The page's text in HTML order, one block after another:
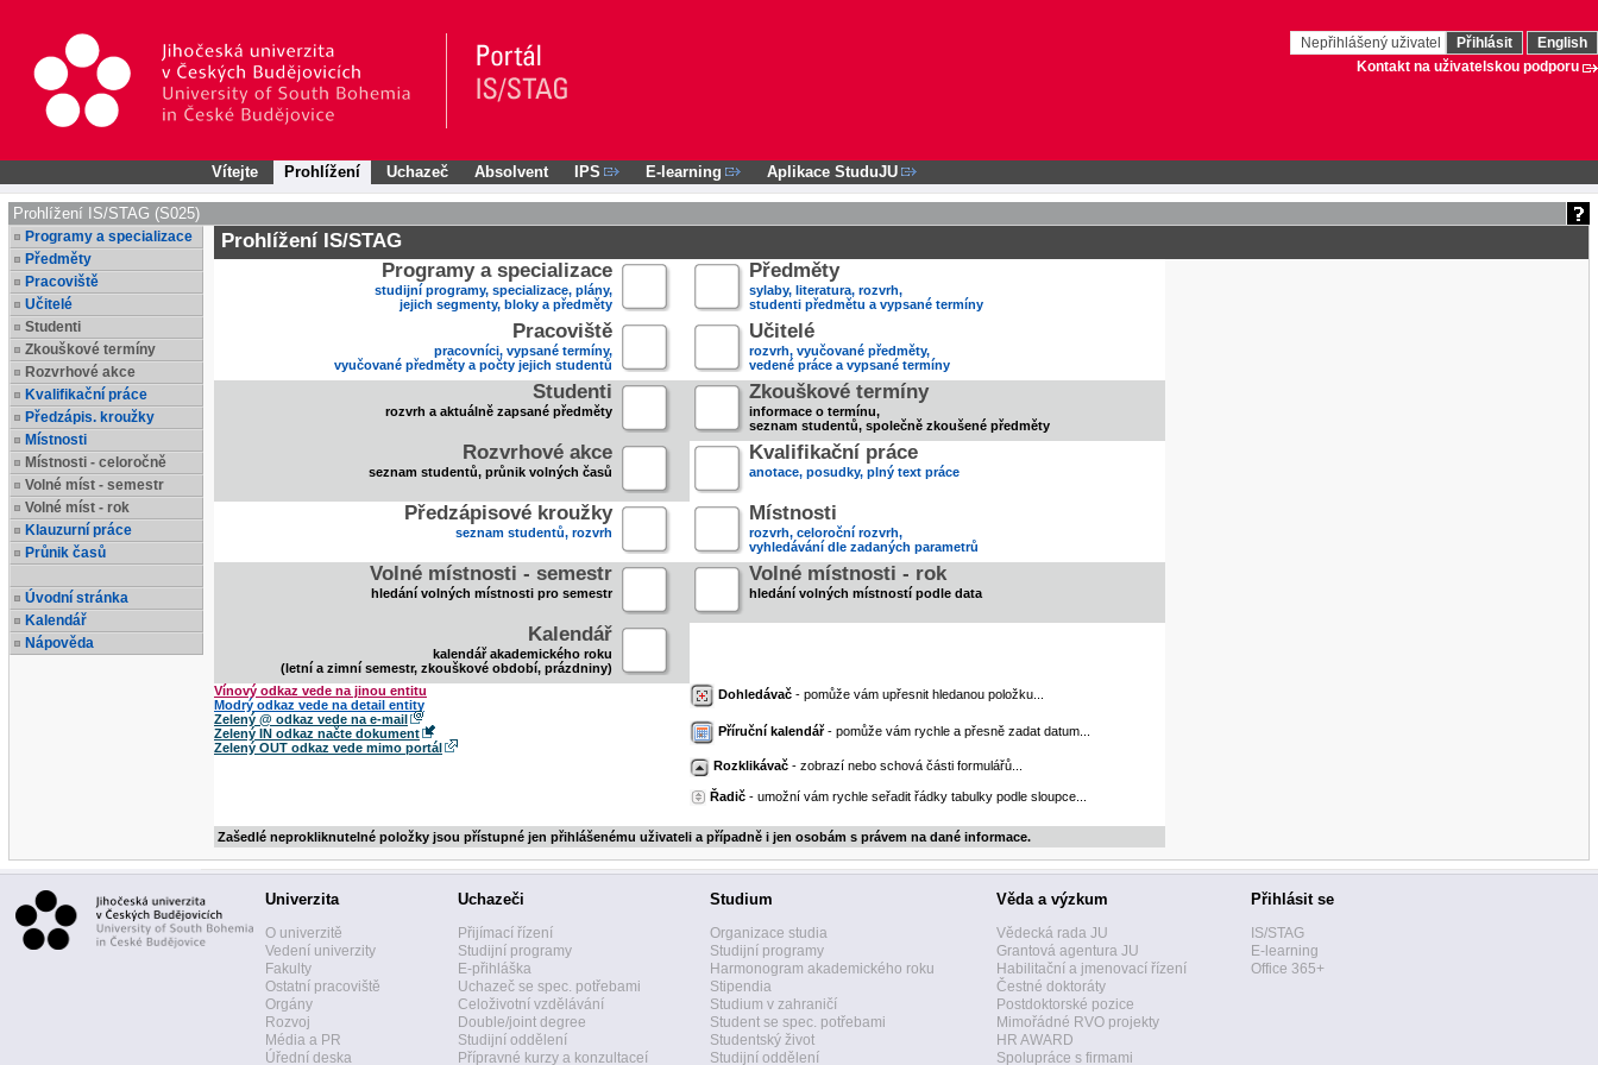
Nepřihlášený uživatel Přihlásit
English
Kontakt na uživatelskou podporu
Vítejte Prohlížení Uchazeč Absolvent IPS E-learning Aplikace StuduJU
Prohlížení IS/STAG (S025)
Programy a specializace
Předměty
Pracoviště
Učitelé
Studenti
Zkouškové termíny
Rozvrhové akce
Kvalifikační práce
Předzápis. kroužky
Místnosti
Místnosti - celoročně
Volné míst - semestr
Volné míst - rok
Klauzurní práce
Průnik časů
Úvodní stránka
Kalendář
Nápověda
Prohlížení IS/STAG
Programy a specializace
studijní programy, specializace, plány,
jejich segmenty, bloky a předměty
Předměty
sylaby, literatura, rozvrh,
studenti předmětu a vypsané termíny
Pracoviště
pracovníci, vypsané termíny,
vyučované předměty a počty jejich studentů
Učitelé
rozvrh, vyučované předměty,
vedené práce a vypsané termíny
Studenti
rozvrh a aktuálně zapsané předměty
Zkouškové termíny
informace o termínu,
seznam studentů, společně zkoušené předměty
Rozvrhové akce
seznam studentů, průnik volných časů
Kvalifikační práce
anotace, posudky, plný text práce
Předzápisové kroužky
seznam studentů, rozvrh
Místnosti
rozvrh, celoroční rozvrh,
vyhledávání dle zadaných parametrů
Volné místnosti - semestr
hledání volných místnosti pro semestr
Volné místnosti - rok
hledání volných místností podle data
Kalendář
kalendář akademického roku
(letní a zimní semestr, zkouškové období, prázdniny)
Vínový odkaz vede na jinou entitu
Modrý odkaz vede na detail entity
Zelený @ odkaz vede na e-mail
Zelený IN odkaz načte dokument
Zelený OUT odkaz vede mimo portál
Dohledávač - pomůže vám upřesnit hledanou položku...
Příruční kalendář- pomůže vám rychle a přesně zadat datum...
Rozklikávač - zobrazí nebo schová části formulářů...
Řadič - umožní vám rychle seřadit řádky tabulky podle sloupce...
Zašedlé neprokliknutelné položky jsou přístupné jen přihlášenému uživateli a případně i jen osobám s právem na dané informace.
Univerzita
O univerzitě
Vedení univerzity
Fakulty
Ostatní pracoviště
Orgány
Rozvoj
Média a PR
Úřední deska
Uchazeči
Přijímací řízení
Studijní programy
E-přihláška
Uchazeč se spec. potřebami
Celoživotní vzdělávání
Double/joint degree
Studijní oddělení
Přípravné kurzy a konzultaceí
Studium
Organizace studia
Studijní programy
Harmonogram akademického roku
Stipendia
Studium v zahraničí
Student se spec. potřebami
Studentský život
Studijní oddělení
Věda a výzkum
Vědecká rada JU
Grantová agentura JU
Habilitační a jmenovací řízení
Čestné doktoráty
Postdoktorské pozice
Mimořádné RVO projekty
HR AWARD
Spolupráce s firmami
Přihlásit se
IS/STAG
E-learning
Office 365+